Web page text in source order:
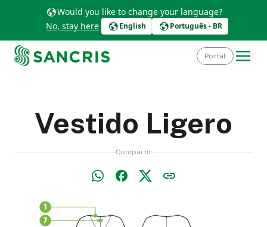
Would you like to change your language?
No, stay here
English Português - BR
Portal
Vestido Ligero
Compartir